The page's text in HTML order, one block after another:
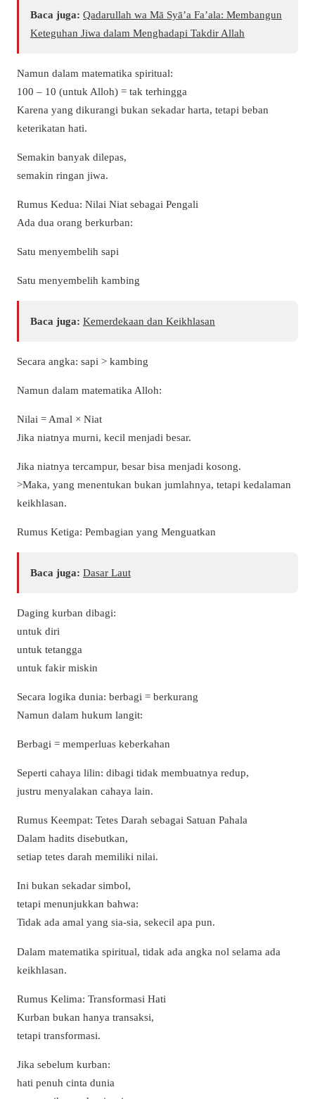
Baca juga: Qadarullah wa Mā Syā’a Fa’ala: Membangun
Keteguhan Jiwa dalam Menghadapi Takdir Allah
Namun dalam matematika spiritual:
100 – 10 (untuk Alloh) = tak terhingga
Karena yang dikurangi bukan sekadar harta, tetapi beban
keterikatan hati.
Semakin banyak dilepas,
semakin ringan jiwa.
Rumus Kedua: Nilai Niat sebagai Pengali
Ada dua orang berkurban:
Satu menyembelih sapi
Satu menyembelih kambing
Baca juga: Kemerdekaan dan Keikhlasan
Secara angka: sapi > kambing
Namun dalam matematika Alloh:
Nilai = Amal × Niat
Jika niatnya murni, kecil menjadi besar.
Jika niatnya tercampur, besar bisa menjadi kosong.
>Maka, yang menentukan bukan jumlahnya, tetapi kedalaman
keikhlasan.
Rumus Ketiga: Pembagian yang Menguatkan
Baca juga: Dasar Laut
Daging kurban dibagi:
untuk diri
untuk tetangga
untuk fakir miskin
Secara logika dunia: berbagi = berkurang
Namun dalam hukum langit:
Berbagi = memperluas keberkahan
Seperti cahaya lilin: dibagi tidak membuatnya redup,
justru menyalakan cahaya lain.
Rumus Keempat: Tetes Darah sebagai Satuan Pahala
Dalam hadits disebutkan,
setiap tetes darah memiliki nilai.
Ini bukan sekadar simbol,
tetapi menunjukkan bahwa:
Tidak ada amal yang sia-sia, sekecil apa pun.
Dalam matematika spiritual, tidak ada angka nol selama ada
keikhlasan.
Rumus Kelima: Transformasi Hati
Kurban bukan hanya transaksi,
tetapi transformasi.
Jika sebelum kurban:
hati penuh cinta dunia